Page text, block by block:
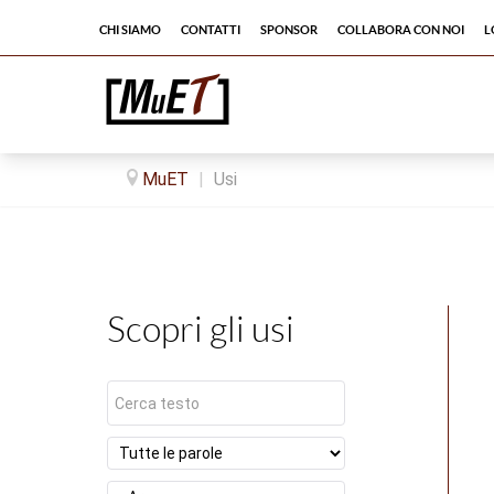
Chi siamo Contatti Sponsor Collabora con noi
MuET | Usi
Scopri gli usi